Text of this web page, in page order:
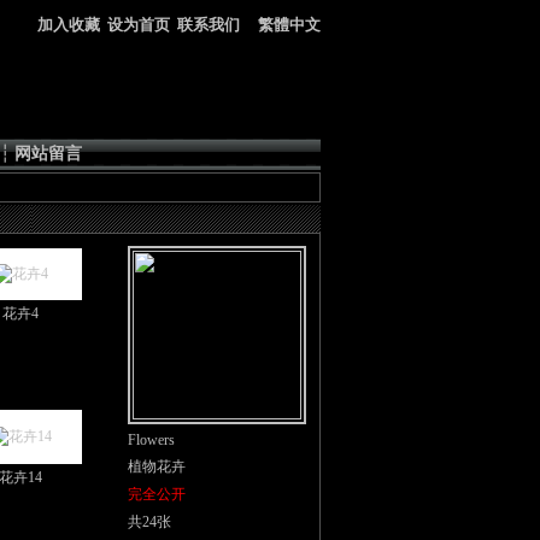
加入收藏 设为首页 联系我们 繁體中文
┆ 网站留言
花卉4
花卉14
Flowers
植物花卉
完全公开
共24张